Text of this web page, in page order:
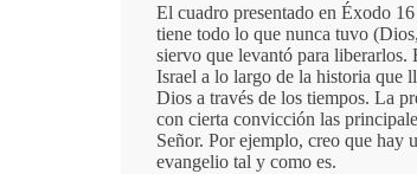
El cuadro presentado en Éxodo
tiene todo lo que nunca tuvo
siervo que levantó para
Israel a lo largo de la historia que
Dios a través de los tiempos. La
con cierta convicción las
Señor. Por ejemplo, creo que hay
evangelio tal y como es.